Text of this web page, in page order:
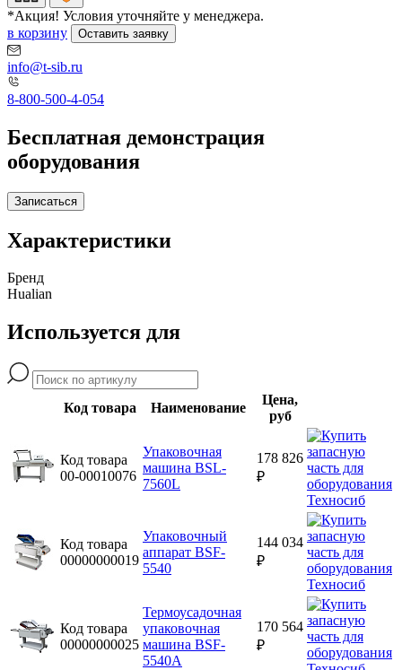
*Акция! Условия уточняйте у менеджера.
в корзину
Оставить заявку
info@t-sib.ru
8-800-500-4-054
Бесплатная демонстрация
оборудования
Записаться
Характеристики
Бренд
Hualian
Используется для
Код товара Наименование
Цена,
руб
Код товара
00-00010076
Упаковочная
машина BSL-
7560L
178 826
₽
Код товара
00000000019
Упаковочный
аппарат BSF-
5540
144 034
₽
Код товара
00000000025
Термоусадочная
упаковочная
машина BSF-
5540A
170 564
₽